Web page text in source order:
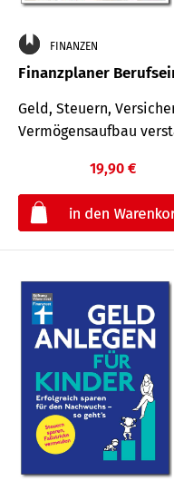
FINANZEN
Finanzplaner
Geld, Steuern,
Vermögensaufbau
19,90 €